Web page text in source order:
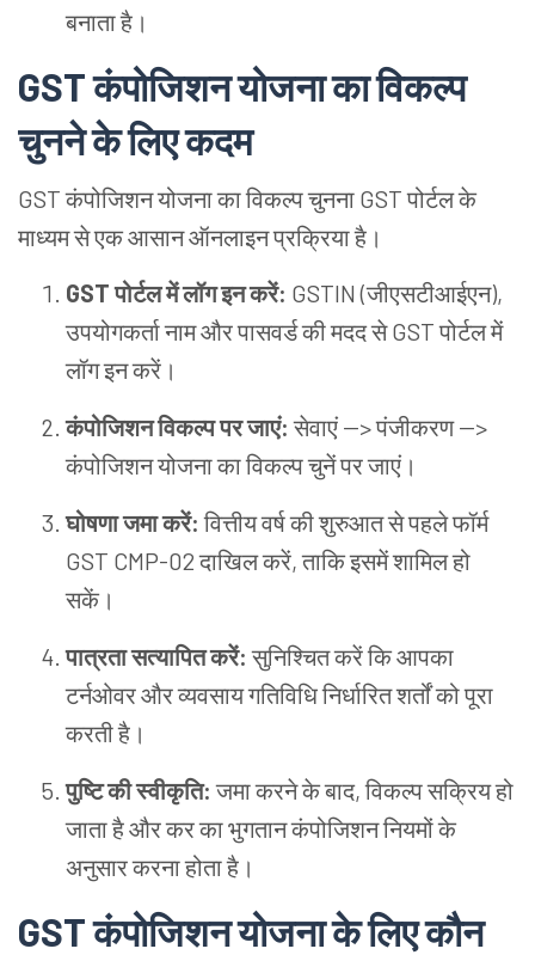
बनाता है।
GST कंपोजिशन योजना का विकल्प
चुनने के लिए कदम
GST कंपोजिशन योजना का विकल्प चुनना GST पोर्टल के
माध्यम से एक आसान ऑनलाइन प्रक्रिया है।
GST पोर्टल में लॉग इन करें: GSTIN (जीएसटीआईएन),
उपयोगकर्ता नाम और पासवर्ड की मदद से GST पोर्टल में
लॉग इन करें।
कंपोजिशन विकल्प पर जाएं: सेवाएं --> पंजीकरण -->
कंपोजिशन योजना का विकल्प चुनें पर जाएं।
घोषणा जमा करें: वित्तीय वर्ष की शुरुआत से पहले फॉर्म
GST CMP-02 दाखिल करें, ताकि इसमें शामिल हो
सकें।
पात्रता सत्यापित करें: सुनिश्चित करें कि आपका
टर्नओवर और व्यवसाय गतिविधि निर्धारित शर्तों को पूरा
करती है।
पुष्टि की स्वीकृति: जमा करने के बाद, विकल्प सक्रिय हो
जाता है और कर का भुगतान कंपोजिशन नियमों के
अनुसार करना होता है।
GST कंपोजिशन योजना के लिए कौन